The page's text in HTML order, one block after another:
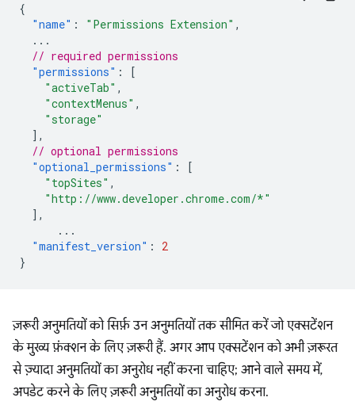
{
"name" : "Permissions Extension" ,
...
// required permissions
"permissions" :
[
"activeTab" ,
"contextMenus" ,
"storage"
],
// optional permissions
"optional_permissions" :
[
"topSites" ,
"http://www.developer.chrome.com/*"
],
...
"manifest_version" :
2
}
ज़रूरी अनुमतियों को सिर्फ़ उन अनुमतियों तक सीमित करें जो एक्सटेंशन
के मुख्य फ़ंक्शन के लिए ज़रूरी हैं. अगर आप एक्सटेंशन को अभी ज़रूरत
से ज़्यादा अनुमतियों का अनुरोध नहीं करना चाहिए; आने वाले समय में,
अपडेट करने के लिए ज़रूरी अनुमतियों का अनुरोध करना.